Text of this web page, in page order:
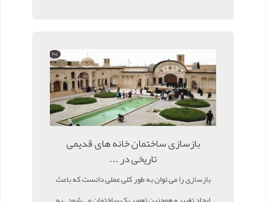
بازسازی ساختمان خانه های قدیمی
تاریخی در ...
بازسازی را می توان به طور کلی عملی دانست که باعث